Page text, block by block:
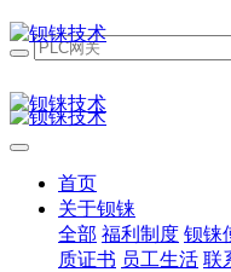
首页
关于钡铼
全部 福利制度 钡铼
质证书 员工生活 联